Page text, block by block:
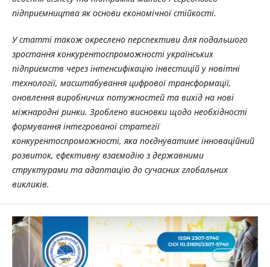
підприємництва як основи економічної стійкості.
У статті також окреслено перспективи для подальшого
зростання конкурентоспроможності українських
підприємств через інтенсифікацію інвестицій у новітні
технології, масштабування цифрової трансформації,
оновлення виробничих потужностей та вихід на нові
міжнародні ринки. Зроблено висновки щодо необхідності
формування інтегрованої стратегії
конкурентоспроможності, яка поєднуватиме інноваційний
розвиток, ефективну взаємодію з державними
структурами та адаптацію до сучасних глобальних
викликів.